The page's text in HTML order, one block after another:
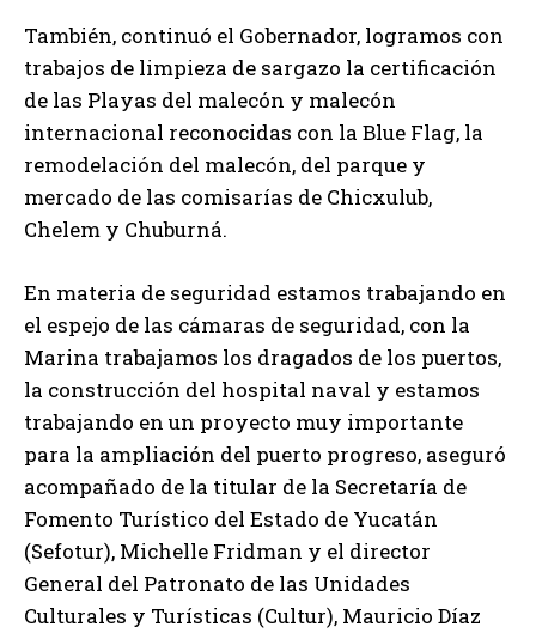
También, continuó el Gobernador, logramos con
trabajos de limpieza de sargazo la certificación
de las Playas del malecón y malecón
internacional reconocidas con la Blue Flag, la
remodelación del malecón, del parque y
mercado de las comisarías de Chicxulub,
Chelem y Chuburná.
En materia de seguridad estamos trabajando en
el espejo de las cámaras de seguridad, con la
Marina trabajamos los dragados de los puertos,
la construcción del hospital naval y estamos
trabajando en un proyecto muy importante
para la ampliación del puerto progreso, aseguró
acompañado de la titular de la Secretaría de
Fomento Turístico del Estado de Yucatán
(Sefotur), Michelle Fridman y el director
General del Patronato de las Unidades
Culturales y Turísticas (Cultur), Mauricio Díaz